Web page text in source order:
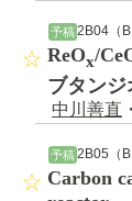
予稿 2B04（
ReOx/
ブタン
中川善直 ・
予稿2B05（
Carbon